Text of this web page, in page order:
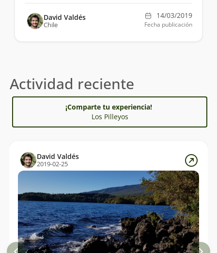
David Valdés
Chile
14/03/2019
Fecha publicación
Actividad reciente
¡Comparte tu experiencia!
Los Pilleyos
David Valdés
2019-02-25